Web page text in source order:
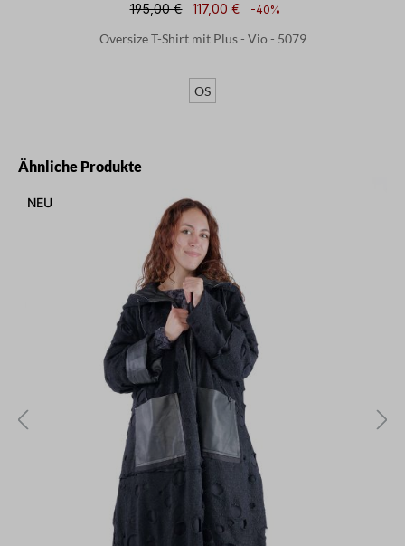
195,00 €
117,00 € -40%
Oversize T-Shirt mit Plus - Vio - 5079
OS
Produktgalerie überspringen
Ähnliche Produkte
NEU